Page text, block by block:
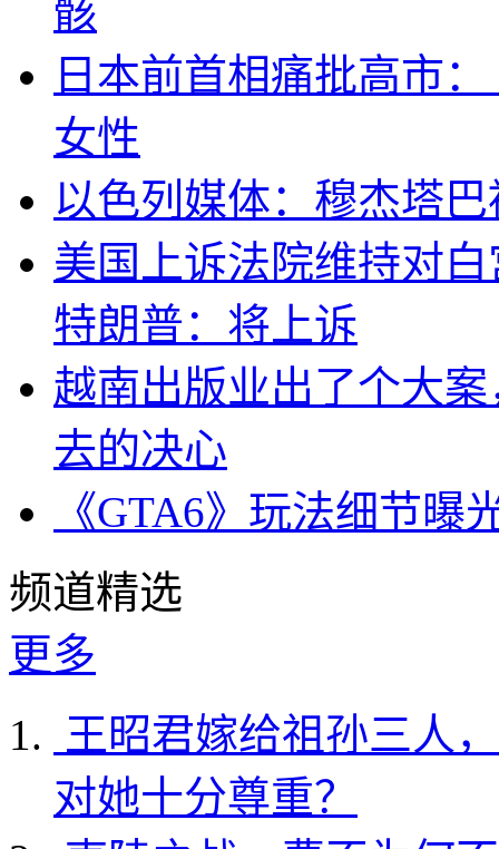
骸
日本前首相痛批高市
女性
以色列媒体：穆杰塔
美国上诉法院维持对
特朗普：将上诉
越南出版业出了个大
去的决心
《GTA6》玩法细节
频道精选
更多
王昭君嫁给祖孙三人
对她十分尊重？